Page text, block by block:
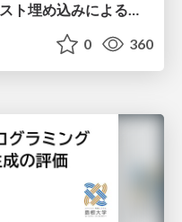
成果物の構造を考慮したテキスト埋め込みによるトレーサビリティリンク回復手法の提案
0 360